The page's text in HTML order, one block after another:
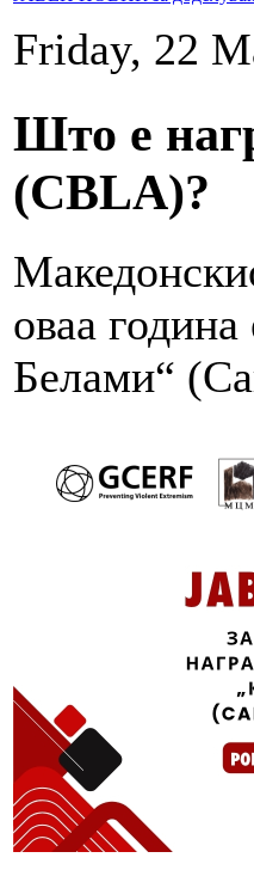
Friday, 22
Што е
(CBLA)?
оваа
Белами“